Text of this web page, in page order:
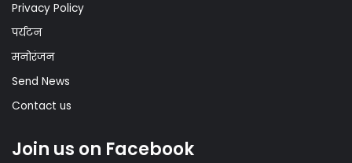
Privacy Policy
पर्यटन
मनोरंजन
Send News
Contact us
Join us on Facebook